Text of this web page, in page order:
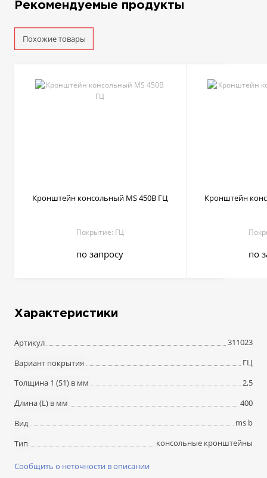
Рекомендуемые продукты
Похожие товары
Кронштейн консольный MS 450B ГЦ
Покрытие: ГЦ
по запросу
Кронштейн
по
Характеристики
Артикул
311023
Вариант покрытия
ГЦ
Толщина 1 (S1) в мм
2,5
Длина (L) в мм
400
Вид
ms b
Тип
консольные кронштейны
Сообщить о неточности в описании